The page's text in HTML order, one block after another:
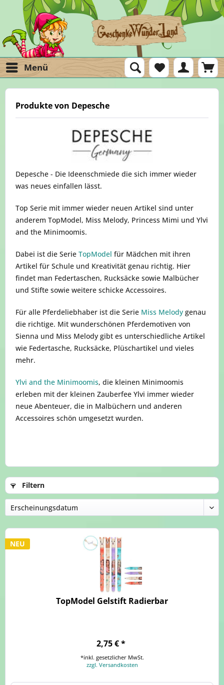
Menü
Produkte von Depesche
Depesche - Die Ideenschmiede die sich immer wieder
was neues einfallen lässt.
Top Serie mit immer wieder neuen Artikel sind unter
anderem TopModel, Miss Melody, Princess Mimi und Ylvi
and the Minimoomis.
Dabei ist die Serie TopModel für Mädchen mit ihren
Artikel für Schule und Kreativität genau richtig. Hier
findet man Federtaschen, Rucksäcke sowie Malbücher
und Stifte sowie weitere schicke Accessoires.
Für alle Pferdeliebhaber ist die Serie Miss Melody genau
die richtige. Mit wunderschönen Pferdemotiven von
Sienna und Miss Melody gibt es unterschiedliche Artikel
wie Federtasche, Rucksäcke, Plüschartikel und vieles
mehr.
Ylvi and the Minimoomis, die kleinen Minimoomis
erleben mit der kleinen Zauberfee Ylvi immer wieder
neue Abenteuer, die in Malbüchern und anderen
Accessoires schön umgesetzt wurden.
Filtern
NEU
TopModel Gelstift Radierbar
2,75 € *
*inkl. gesetzlicher MwSt.
zzgl. Versandkosten